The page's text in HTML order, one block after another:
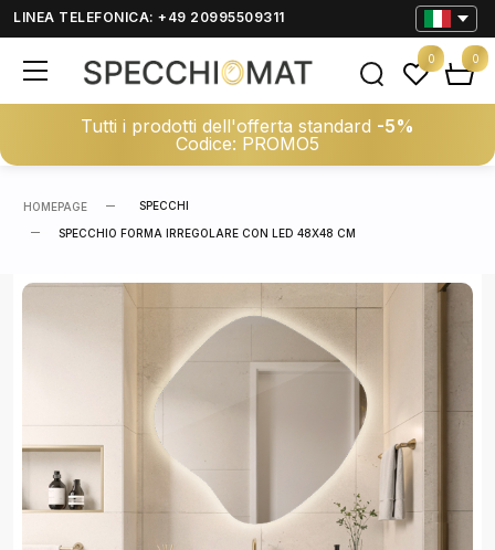
LINEA TELEFONICA: +49 20995509311
Tutti i prodotti dell'offerta standard -5%
Codice: PROMO5
0 0
HOMEPAGE SPECCHI
SPECCHIO FORMA IRREGOLARE CON LED 48X48 CM